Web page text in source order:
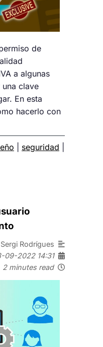
de
a algunas
clave
En esta
hacerlo con
seguridad
Sergi Rodrígues
09-2022 14:31
2 minutes read